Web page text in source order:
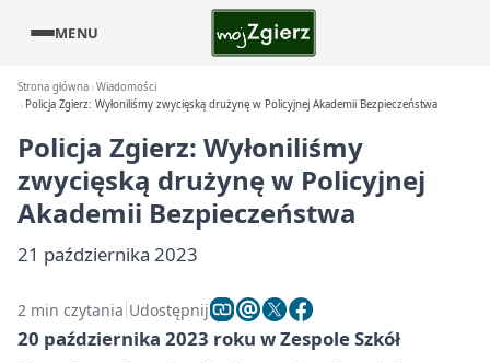
MENU
Strona główna Wiadomości
Policja Zgierz: Wyłoniliśmy zwycięską drużynę w Policyjnej Akademii Bezpieczeństwa
Policja Zgierz: Wyłoniliśmy
zwycięską drużynę w Policyjnej
Akademii Bezpieczeństwa
21 października 2023
2 min czytania Udostępnij
20 października 2023 roku w Zespole Szkół